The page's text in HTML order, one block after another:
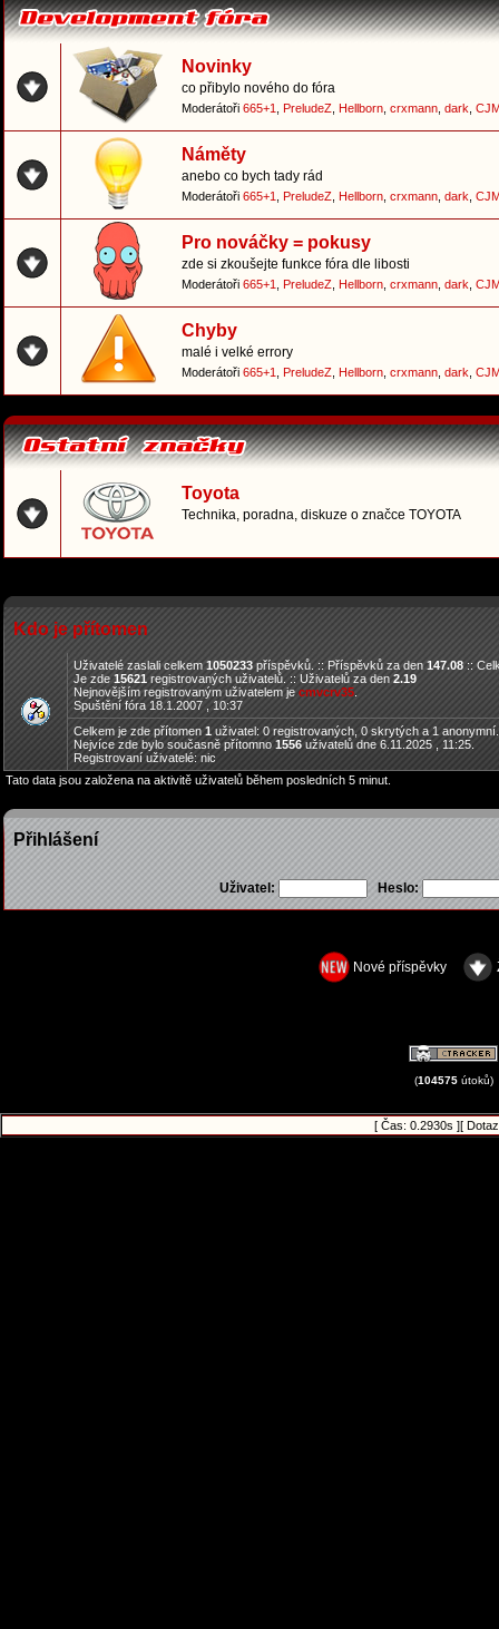
Novinky
co přibylo nového do fóra
Moderátoři 665+1 PreludeZ Hellborn crxmann dark
Náměty
anebo co bych tady rád
Moderátoři 665+1 PreludeZ Hellborn crxmann dark
Pro nováčky = pokusy
zde si zkoušejte funkce fóra dle libosti
Moderátoři 665+1 PreludeZ Hellborn crxmann dark
Chyby
malé i velké errory
Moderátoři 665+1 PreludeZ Hellborn crxmann dark
Toyota
Technika, poradna, diskuze o značce TOYOTA
Kdo je přítomen
Uživatelé zaslali celkem1050233příspěvků. :: Příspěvků za den147.08::
Je zde15621 registrovaných uživatelů. :: Uživatelů za den2.19
Nejnovějším registrovaným uživatelem jecmvcrv35.
Spuštění fóra 18.1.2007 , 10:37
Celkem je zde přítomen 1 uživatel: 0 registrovaných, 0 skrytých a 1
Nejvíce zde bylo současně přítomno 1556 uživatelů dne 6.11.2025 , 11:25.
Registrovaní uživatelé: nic
Tato data jsou založena na aktivitě uživatelů během posledních 5 minut.
Přihlášení
Uživatel: Heslo:
Nové příspěvky
(104575útoků)
[ Čas: 0.2930s ][